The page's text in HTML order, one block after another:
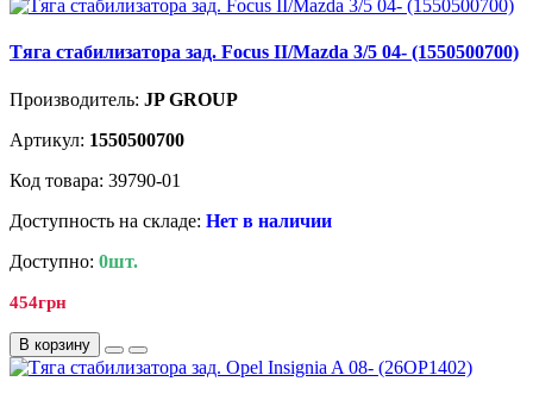
Tягa стабилизатора зад. Focus II/Mazda 3/5 04- (1550500700)
Производитель: JP GROUP
Артикул: 1550500700
Код товара: 39790-01
Доступность на складе: Нет в наличии
Доступно: 0шт.
454грн
В корзину